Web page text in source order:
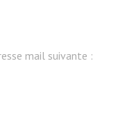
mail suivante :